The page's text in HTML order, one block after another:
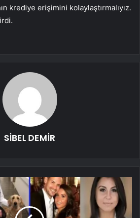
krediye erişimini kolaylaştırmalıyız.
SİBEL DEMİR